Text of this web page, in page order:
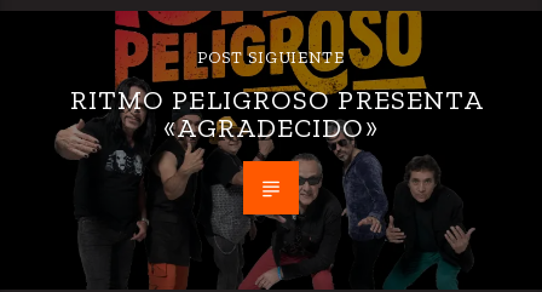
POST SIGUIENTE
RITMO PELIGROSO PRESENTA
«AGRADECIDO»